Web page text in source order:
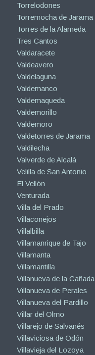
Torrelodones
Torremocha de Jarama
Torres de la Alameda
Tres Cantos
Valdaracete
Valdeavero
Valdelaguna
Valdemanco
Valdemaqueda
Valdemorillo
Valdemoro
Valdetorres de Jarama
Valdilecha
Valverde de Alcalá
Velilla de San Antonio
El Vellón
Venturada
Villa del Prado
Villaconejos
Villalbilla
Villamanrique de Tajo
Villamanta
Villamantilla
Villanueva de la Cañada
Villanueva de Perales
Villanueva del Pardillo
Villar del Olmo
Villarejo de Salvanés
Villaviciosa de Odón
Villavieja del Lozoya